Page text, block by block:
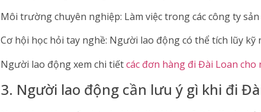
Môi trường chuyên nghiệp: Làm việc trong các công ty
Cơ hội học hỏi tay nghề: Người lao động có thể tích lũy kỹ
Người lao động xem chi tiếtcác đơn hàng đi Đài Loan cho
3. Người lao động cần lưu ý gì khi đi